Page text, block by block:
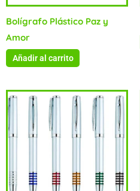
Bolígrafo Plástico Paz y
Amor
Añadir al carrito